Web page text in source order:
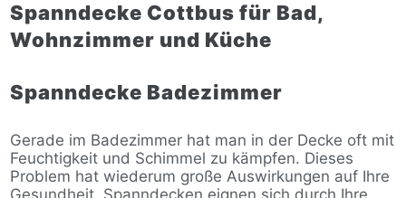
Spanndecke Cottbus für Bad,
Wohnzimmer und Küche
Spanndecke Badezimmer
Gerade im Badezimmer hat man in der Decke oft mit
Feuchtigkeit und Schimmel zu kämpfen. Dieses
Problem hat wiederum große Auswirkungen auf Ihre